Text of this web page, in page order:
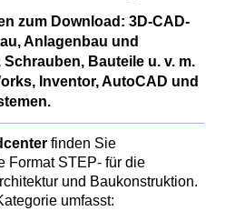
zum Download: 3D-CAD-
Anlagenbau und
Bauteile u. v. m.
Inventor, AutoCAD und
finden Sie
Format STEP- für die
und Baukonstruktion.
umfasst: